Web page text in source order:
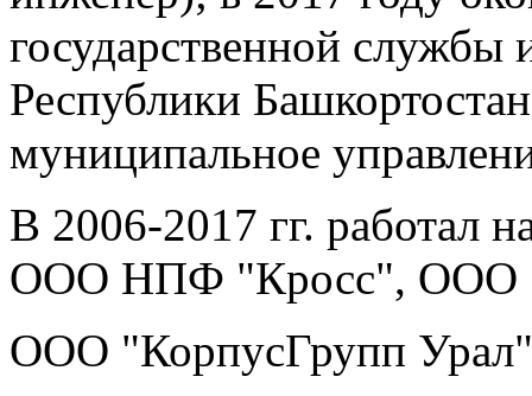
государственной службы
Республики
муниципальное
В 2006-2017 гг. работал
ООО НПФ "Кросс",
ООО "КорпусГрупп